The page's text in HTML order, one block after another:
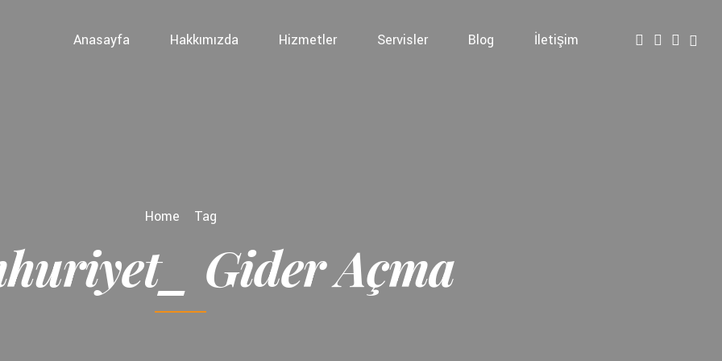
Anasayfa Hakkımızda Hizmetler Servisler Blog İletişim
Home Tag
Gider Açma